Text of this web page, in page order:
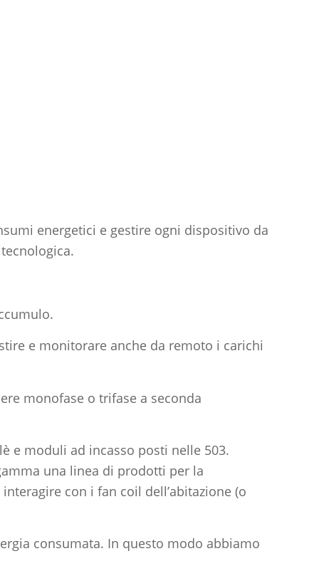
energetici e gestire ogni dispositivo da
e monitorare anche da remoto i carichi
monofase o trifase a seconda
e moduli ad incasso posti nelle 503.
una linea di prodotti per la
con i fan coil dell’abitazione (o
consumata. In questo modo abbiamo